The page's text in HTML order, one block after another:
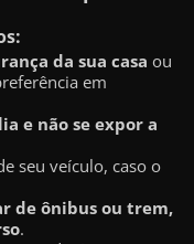
da sua casa ou
em
e não se expor a
seu veículo, caso o
de ônibus ou trem,
.